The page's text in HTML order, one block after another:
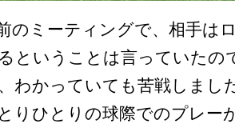
のミーティングで、相手は
ということは言っていたの
わかっていても苦戦しまし
りひとりの球際でのプレー